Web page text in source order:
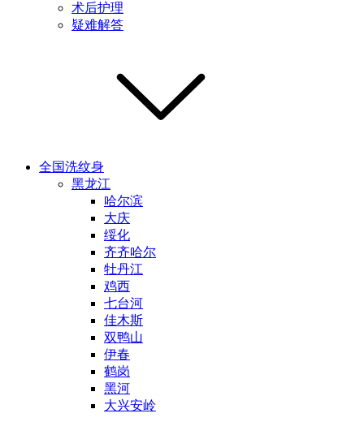
术后护理
疑难解答
全国洗纹身
黑龙江
哈尔滨
大庆
绥化
齐齐哈尔
牡丹江
鸡西
七台河
佳木斯
双鸭山
伊春
鹤岗
黑河
大兴安岭